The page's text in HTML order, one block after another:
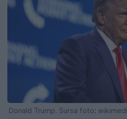
Donald Trump. Sursa foto: